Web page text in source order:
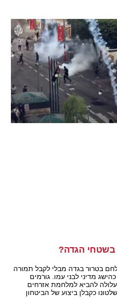
הגדה?
בטרור בגדה מבלי לקבל תמורה
מדיני לבני עמו. גורמים
להביא למלחמת אזרחים
כקבלן ביצוע של הביטחון